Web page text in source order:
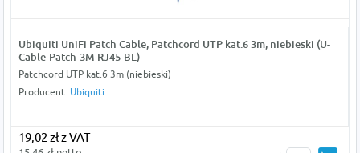
Ubiquiti UniFi Patch Cable, Patchcord UTP kat.6 3m, niebieski (U-
Cable-Patch-3M-RJ45-BL)
Patchcord UTP kat.6 3m (niebieski)
Producent: Ubiquiti
19,02 zł z VAT